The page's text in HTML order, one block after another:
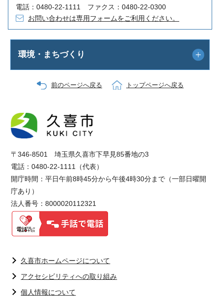
電話：0480-22-1111 ファクス：0480-22-0300
お問い合わせは専用フォームをご利用ください。
環境・まちづくり
前のページへ戻る トップページへ戻る
〒346-8501 埼玉県久喜市下早見85番地の3
電話：0480-22-1111（代表）
開庁時間：平日午前8時45分から午後4時30分まで（一部日曜開
庁あり）
法人番号：8000020112321
久喜市ホームページについて
アクセシビリティへの取り組み
個人情報について